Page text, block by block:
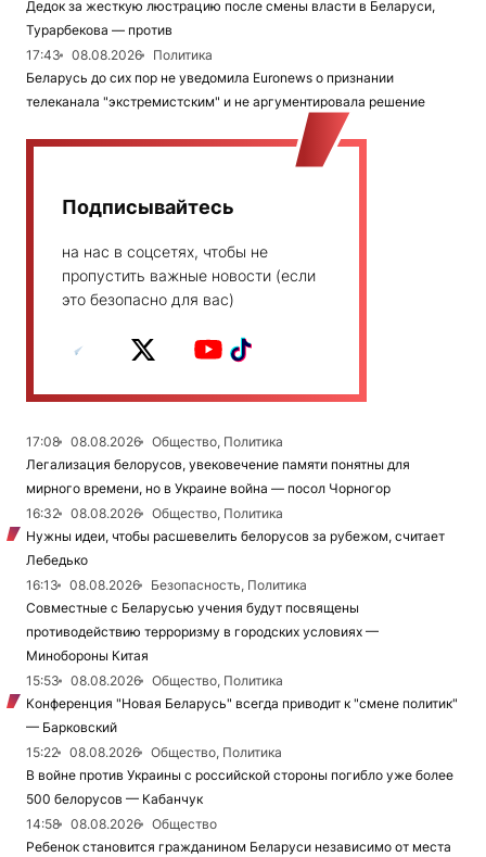
Дедок за жесткую люстрацию после смены власти в Беларуси,
Турарбекова — против
17:43
08.08.2026
Политика
Беларусь до сих пор не уведомила Euronews о признании
телеканала "экстремистским" и не аргументировала решение
Подписывайтесь
на нас в соцсетях, чтобы не
пропустить важные новости (если
это безопасно для вас)
17:08 08.08.2026
Общество, Политика
Легализация белорусов, увековечение памяти понятны для
мирного времени, но в Украине война — посол Чорногор
16:32
08.08.2026
Общество, Политика
Нужны идеи, чтобы расшевелить белорусов за рубежом, считает
Лебедько
16:13
08.08.2026
Безопасность, Политика
Совместные с Беларусью учения будут посвящены
противодействию терроризму в городских условиях —
Минобороны Китая
15:53
08.08.2026
Общество, Политика
Конференция "Новая Беларусь" всегда приводит к "смене политик"
— Барковский
15:22
08.08.2026
Общество, Политика
В войне против Украины с российской стороны погибло уже более
500 белорусов — Кабанчук
14:58
08.08.2026
Общество
Ребенок становится гражданином Беларуси независимо от места